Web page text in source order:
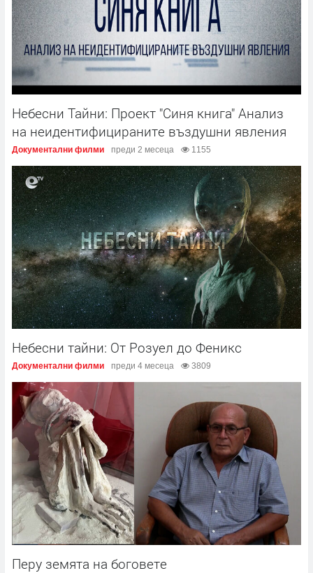
Небесни Тайни: Проект "Синя книга" Анализ
на неидентифицираните въздушни явления
Документални филми преди 2 месеца 1155
Небесни тайни: От Розуел до Феникс
Документални филми преди 4 месеца 3809
Перу земята на боговете